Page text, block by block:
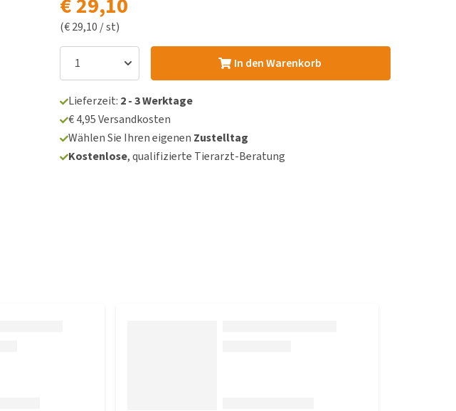
€ 29,10
(€ 29,10 / st)
In den Warenkorb
Lieferzeit: 2 - 3 Werktage
€ 4,95 Versandkosten
Wählen Sie Ihren eigenen Zustelltag
Kostenlose, qualifizierte Tierarzt-Beratung